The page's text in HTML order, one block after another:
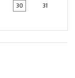
30 31